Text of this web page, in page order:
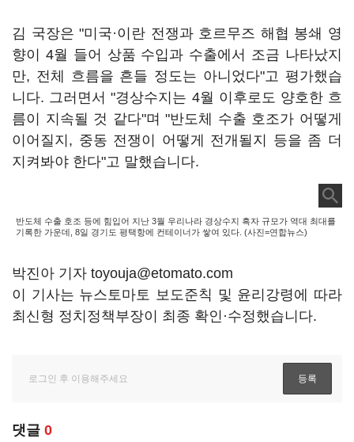
김 국장은 "미국·이란 전쟁과 호르무즈 해협 봉쇄 영
향이 4월 들어 상품 수입과 수출에서 조금 나타났지
만, 전체 흐름을 흔들 정도는 아니었다"고 평가했습
니다. 그러면서 "경상수지는 4월 이후로도 양호한 흐
름이 지속될 것 같다"며 "반도체 수출 호조가 어떻게
이어질지, 중동 전쟁이 어떻게 전개될지 등을 좀 더
지켜봐야 한다"고 말했습니다.
반도체 수출 호조 등에 힘입어 지난 3월 우리나라 경상수지 흑자 규모가 역대 최대를
기록한 가운데, 8일 경기도 평택항에 컨테이너가 쌓여 있다. (사진=연합뉴스)
박진아 기자 toyouja@etomato.com
이 기사는 뉴스토마토 보도준칙 및 윤리강령에 따라
최신형 정치정책부장이 최종 확인·수정했습니다.
댓글 0